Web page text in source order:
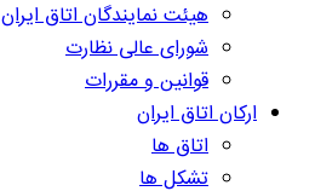
هیئت نمایندگان اتاق ایران
شورای عالی نظارت
قوانین و مقررات
ارکان اتاق ایران
اتاق ها
تشکل ها